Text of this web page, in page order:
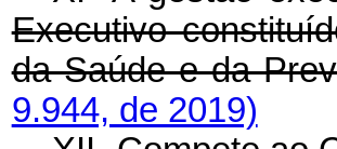
Executivo
da Saúde e da
9.944, de 2019)